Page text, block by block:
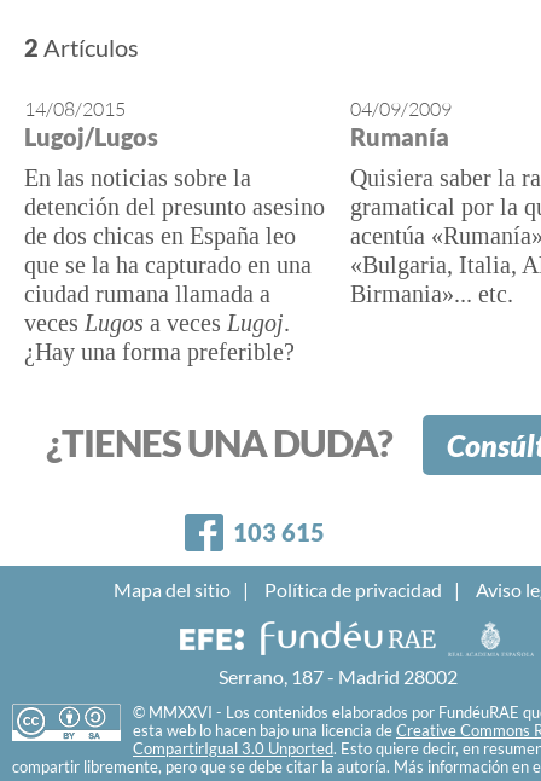
2 Artículos
14/08/2015
Lugoj/Lugos
En las noticias sobre la
detención del presunto asesino
de dos chicas en España leo
que se la ha capturado en una
ciudad rumana llamada a
veces Lugos a veces Lugoj.
¿Hay una forma preferible?
04/09/2009
Rumanía
Quisiera saber la
gramatical por la
acentúa
«Bulgaria, Italia,
Birmania»... etc.
¿TIENES UNA DUDA?
Facebook
103 615
Mapa del sitio Política de privacidad Aviso
Serrano, 187 - Madrid 28002
© MMXXVI - Los contenidos elaborados por FundéuRAE
esta web lo hacen bajo una licencia de Creative Commons
CompartirIgual 3.0 Unported. Esto quiere decir, en
compartir libremente, pero que se debe citar la autoría. Más información en